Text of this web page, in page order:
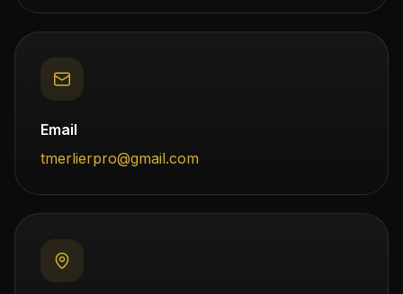
Email
tmerlierpro@gmail.com